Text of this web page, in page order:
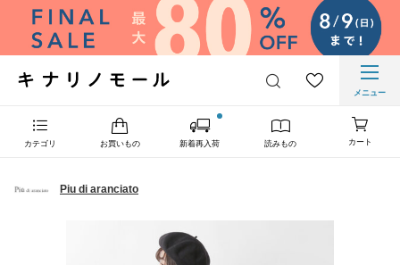
メニュー
カテゴリ お買いもの 新着再入荷 読みもの カート
Piu di aranciato